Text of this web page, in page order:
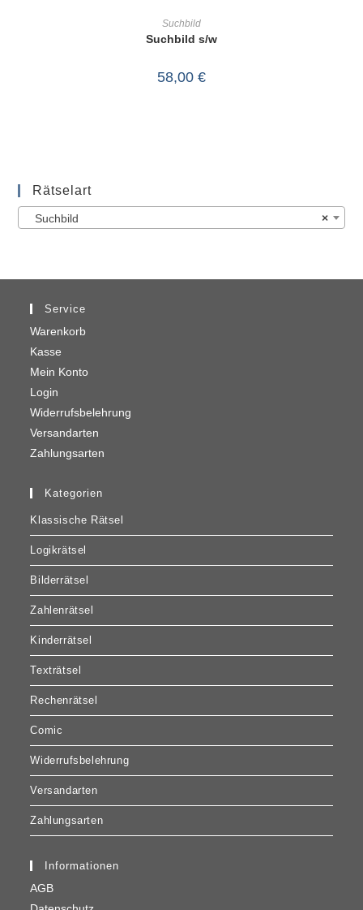
Suchbild
Suchbild s/w
58,00 €
Rätselart
×
Suchbild
Service
Warenkorb
Kasse
Mein Konto
Login
Widerrufsbelehrung
Versandarten
Zahlungsarten
Kategorien
Klassische Rätsel
Logikrätsel
Bilderrätsel
Zahlenrätsel
Kinderrätsel
Texträtsel
Rechenrätsel
Comic
Widerrufsbelehrung
Versandarten
Zahlungsarten
Informationen
AGB